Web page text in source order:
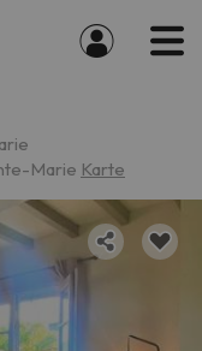
Marie Karte